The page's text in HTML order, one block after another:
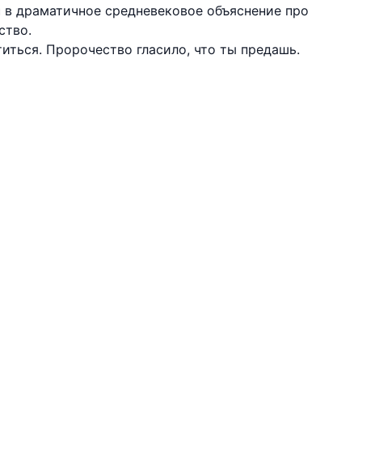
драматичное средневековое объяснение про
Пророчество гласило, что ты предашь.